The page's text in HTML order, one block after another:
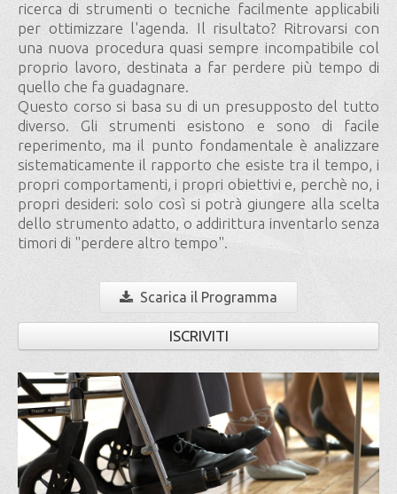
ricerca di strumenti o tecniche facilmente applicabili
per ottimizzare l'agenda. Il risultato? Ritrovarsi con
una nuova procedura quasi sempre incompatibile col
proprio lavoro, destinata a far perdere più tempo di
quello che fa guadagnare.
Questo corso si basa su di un presupposto del tutto
diverso. Gli strumenti esistono e sono di facile
reperimento, ma il punto fondamentale è analizzare
sistematicamente il rapporto che esiste tra il tempo, i
propri comportamenti, i propri obiettivi e, perchè no, i
propri desideri: solo così si potrà giungere alla scelta
dello strumento adatto, o addirittura inventarlo senza
timori di "perdere altro tempo".
Scarica il Programma
ISCRIVITI